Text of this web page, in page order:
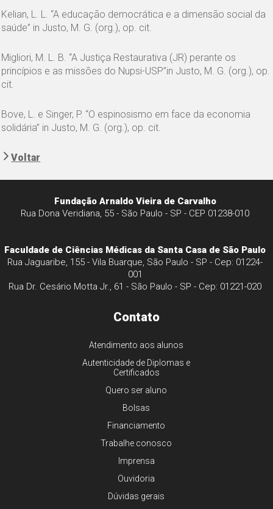
Kelian, L. L. “A educação democrática e a dimensão social da
saúde” in Justo, M. G. (org.), op. cit.
Migliori, M. L. B. “A Justiça Restaurativa (JR) perante os
princípios e as missões do Nupsi-USP”in Justo, M. G. (org.), op.
cit.
Bove, L. e Singer, P. “O espinosismo em face da economia
solidária” in Justo, M. G. (org.), op. cit.
Voltar
Fundação Arnaldo Vieira de Carvalho
Rua Dona Veridiana, 55 - São Paulo - SP - CEP 01238-010
Faculdade de Ciências Médicas da Santa Casa de São Paulo
Rua Jaguaribe, 155 - Vila Buarque, São Paulo - SP - Cep: 01224-
001
Rua Dr. Cesário Motta Jr., 61 - São Paulo - SP - Cep: 01221-020
Contato
Atendimento aos alunos
Autenticidade de Diplomas e
Certificados
Quero ser aluno
Bolsas
Financiamento
Trabalhe conosco
Imprensa
Ouvidoria
Dúvidas gerais